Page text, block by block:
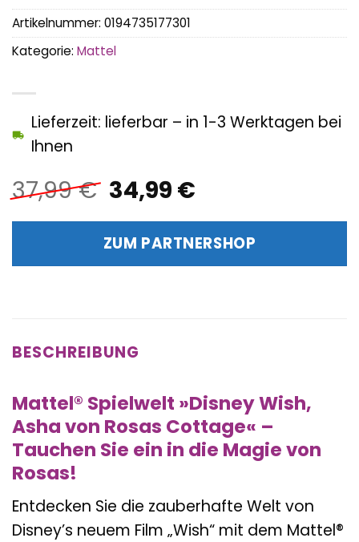
37,99€ Ursprünglicher
Preis
war:
37,99 €
34,99 €Aktueller
ist:
34,99 €.
Lieferzeit: lieferbar – in 1-3 Werktagen bei
Ihnen
ZUM PARTNERSHOP
Artikelnummer: 0194735177301
Kategorie: Mattel
BESCHREIBUNG
Mattel® Spielwelt »Disney Wish,
Asha von Rosas Cottage« –
Tauchen Sie ein in die Magie von
Rosas!
Entdecken Sie die zauberhafte Welt von
Disney’s neuem Film „Wish“ mit dem Mattel®